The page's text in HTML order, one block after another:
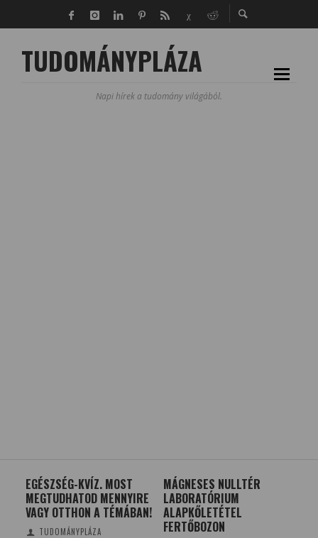
TUDOMÁNYPLÁZA
Napi hírek a tudomány világából.
EGÉSZSÉG-KVÍZ. MOST
MEGTUDHATOD MENNYIRE
VAGY OTTHON A TÉMÁBAN!
TUDOMÁNYPLÁZA
MÁGNESES NULLTÉR
LABORATÓRIUM
ALAPKŐLETÉTEL
FERTŐBOZON